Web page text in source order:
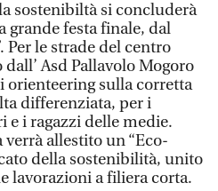
sostenibiltà si concluderà
grande festa finale, dal
Per le strade del centro
Asd Pallavolo Mogoro
orienteering sulla corretta
differenziata, per i
i ragazzi delle medie.
verrà allestito un “Eco-
della sostenibilità, unito
lavorazioni a filiera corta.